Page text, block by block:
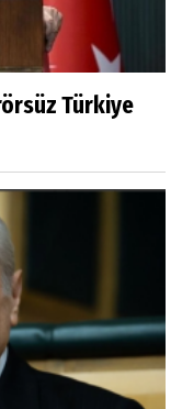
Türkiye